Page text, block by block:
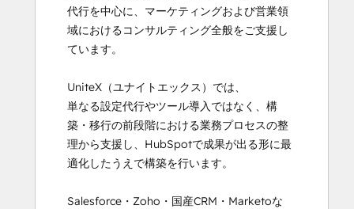
代行を中心に、マーケティングおよび営業領
域におけるコンサルティング全般をご支援し
ています。
UniteX（ユナイトエックス）では、
単なる設定代行やツール導入ではなく、構
築・移行の前段階における業務プロセスの整
理から支援し、HubSpotで成果が出る形に最
適化したうえで構築を行います。
Salesforce・Zoho・国産CRM・Marketoな